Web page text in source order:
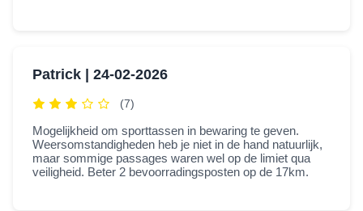
Patrick | 24-02-2026
(7)
Mogelijkheid om sporttassen in bewaring te geven.
Weersomstandigheden heb je niet in de hand natuurlijk,
maar sommige passages waren wel op de limiet qua
veiligheid. Beter 2 bevoorradingsposten op de 17km.